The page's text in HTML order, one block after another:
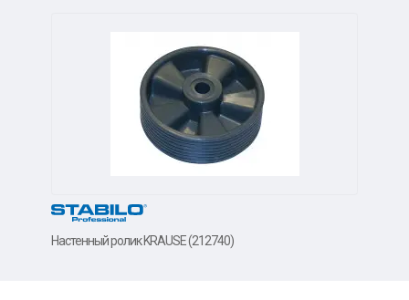
Настенный ролик KRAUSE (212740)